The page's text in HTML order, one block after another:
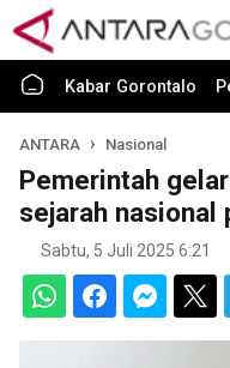
Kabar Gorontalo
ANTARA Nasional
Pemerintah
sejarah nasional
Sabtu, 5 Juli 2025 6:21